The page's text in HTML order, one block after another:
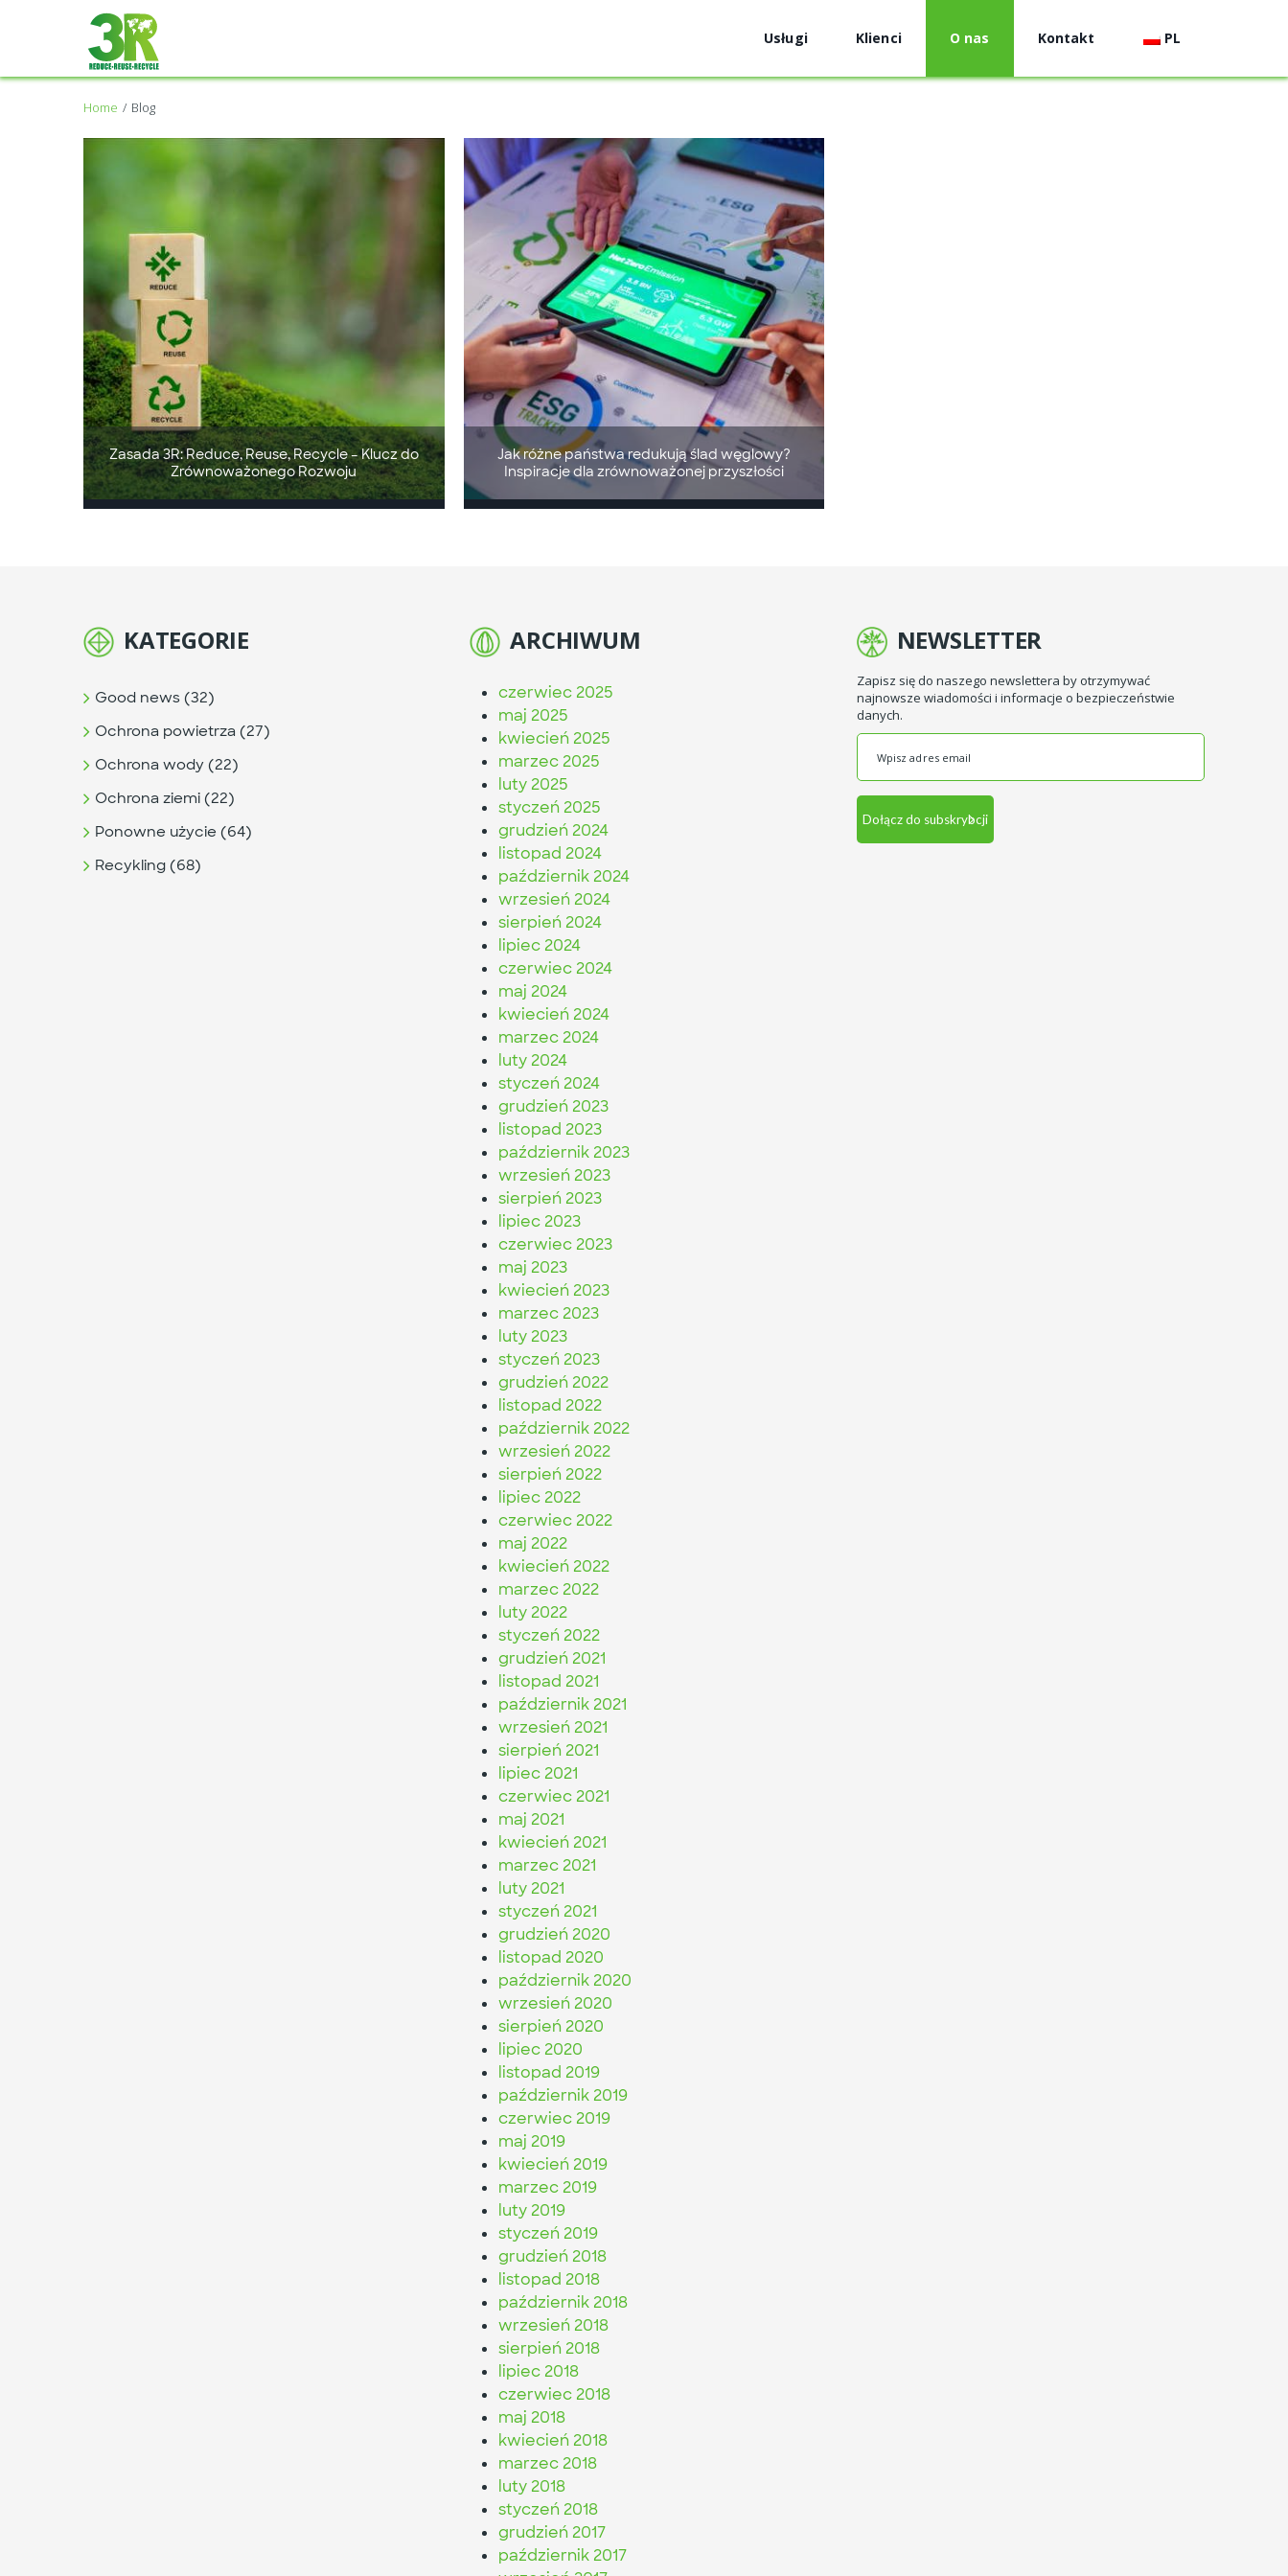
Usługi Klienci O nas Kontakt PL
Home Blog
Zasada 3R: Reduce, Reuse, Recycle – Klucz do
Zrównoważonego Rozwoju
Jak różne państwa redukują ślad węglowy?
Inspiracje dla zrównoważonej przyszłości
KATEGORIE
Good news (32)
Ochrona powietrza (27)
Ochrona wody (22)
Ochrona ziemi (22)
Ponowne użycie (64)
Recykling (68)
ARCHIWUM
czerwiec 2025
maj 2025
kwiecień 2025
marzec 2025
luty 2025
styczeń 2025
grudzień 2024
listopad 2024
październik 2024
wrzesień 2024
sierpień 2024
lipiec 2024
czerwiec 2024
maj 2024
kwiecień 2024
marzec 2024
luty 2024
styczeń 2024
grudzień 2023
listopad 2023
październik 2023
wrzesień 2023
sierpień 2023
lipiec 2023
czerwiec 2023
maj 2023
kwiecień 2023
marzec 2023
luty 2023
styczeń 2023
grudzień 2022
listopad 2022
październik 2022
wrzesień 2022
sierpień 2022
lipiec 2022
czerwiec 2022
maj 2022
kwiecień 2022
marzec 2022
luty 2022
styczeń 2022
grudzień 2021
listopad 2021
październik 2021
wrzesień 2021
sierpień 2021
lipiec 2021
czerwiec 2021
maj 2021
kwiecień 2021
marzec 2021
luty 2021
styczeń 2021
grudzień 2020
listopad 2020
październik 2020
wrzesień 2020
sierpień 2020
lipiec 2020
listopad 2019
październik 2019
czerwiec 2019
maj 2019
kwiecień 2019
marzec 2019
luty 2019
styczeń 2019
grudzień 2018
listopad 2018
październik 2018
wrzesień 2018
sierpień 2018
lipiec 2018
czerwiec 2018
maj 2018
kwiecień 2018
marzec 2018
luty 2018
styczeń 2018
grudzień 2017
październik 2017
NEWSLETTER
Zapisz się do naszego newslettera by otrzymywać
najnowsze wiadomości i informacje o bezpieczeństwie
danych.